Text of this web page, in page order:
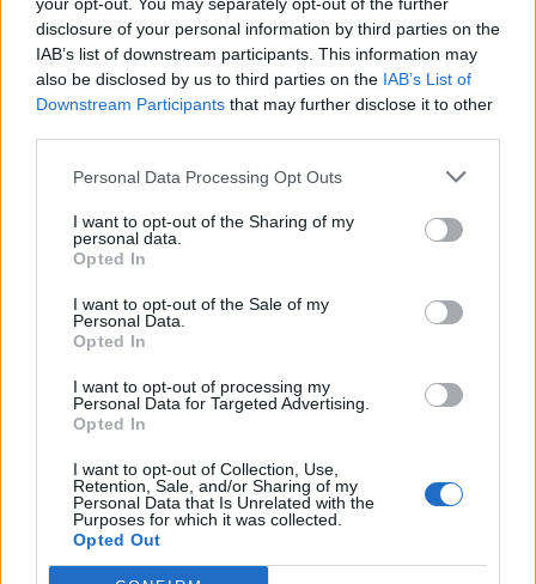
disclosure of your personal information by third parties on the
IAB’s list of downstream participants. This information may
also be disclosed by us to third parties on the IAB’s List of
Downstream Participants that may further disclose it to other
Personal Data Processing Opt Outs
I want to opt-out of the Sharing of my
personal data.
Opted In
I want to opt-out of the Sale of my
Personal Data.
Opted In
I want to opt-out of processing my
Personal Data for Targeted Advertising.
Opted In
I want to opt-out of Collection, Use,
Retention, Sale, and/or Sharing of my
Personal Data that Is Unrelated with the
Purposes for which it was collected.
Opted Out
Monte Alma riparte da Ivano Falchi
5 Ago 2026
Anche il Fasano out e le ammissioni salgono
a sei, l'Ilva è la prima società tra le non
5 Ago 2026
Coppa Italia: gli accoppiamenti degli ottavi
di finale con i derby di Gallura, Barbagia e
Ogliastra
5 Ago 2026